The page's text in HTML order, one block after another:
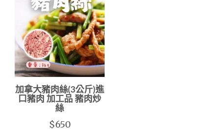
加拿大豬肉絲(3公斤)進
口豬肉 加工品 豬肉炒
絲
$650